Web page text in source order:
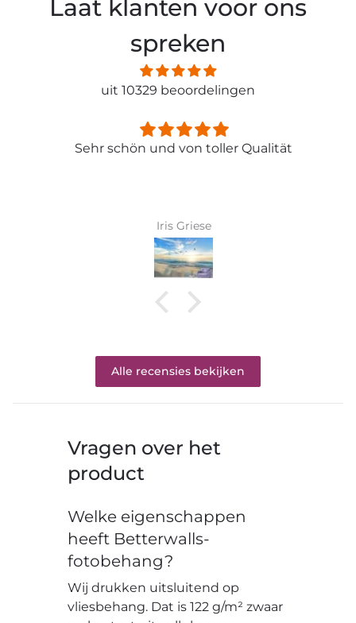
Laat klanten voor ons
spreken
uit 10329 beoordelingen
Sehr schön und von toller Qualität
Iris Griese
Alle recensies bekijken
Vragen over het
product
Welke eigenschappen
heeft Betterwalls-
fotobehang?
Wij drukken uitsluitend op
vliesbehang. Dat is 122 g/m² zwaar